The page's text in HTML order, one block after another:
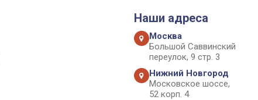
Наши адреса
Москва
Большой Саввинский
переулок, 9 стр. 3
Нижний Новгород
Московское шоссе,
52 корп. 4